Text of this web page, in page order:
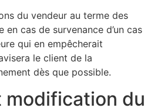
du vendeur au terme des
en cas de survenance d’un cas
qui en empêcherait
le client de la
dès que possible.
modification du